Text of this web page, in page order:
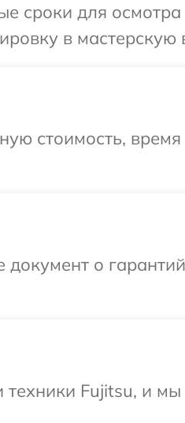
сроки для
в мастерскую
стоимость,
о
Fujitsu, и